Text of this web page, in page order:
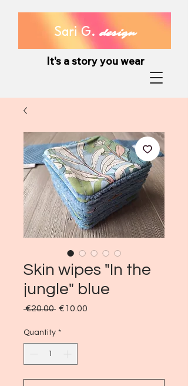
Sari G. design
It's a story you wear
It's a story you wear
Skin wipes "In the
jungle" blue
€20.00 Regular
€10.00
Quantity *